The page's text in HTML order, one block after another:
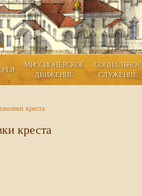
МИССИОНЕРСКОЕ
ДВИЖЕНИЕ
СОЦИАЛЬНОЕ
СЛУЖЕНИЕ
креста
креста